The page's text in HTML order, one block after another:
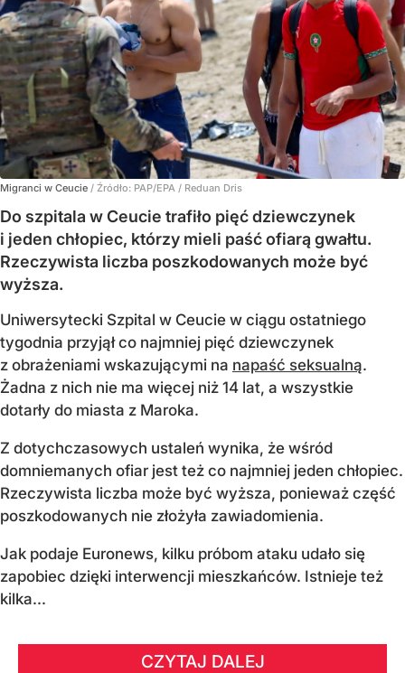
Migranci w Ceucie / Źródło: PAP/EPA / Reduan Dris
Do szpitala w Ceucie trafiło pięć dziewczynek
i jeden chłopiec, którzy mieli paść ofiarą gwałtu.
Rzeczywista liczba poszkodowanych może być
wyższa.
Uniwersytecki Szpital w Ceucie w ciągu ostatniego
tygodnia przyjął co najmniej pięć dziewczynek
z obrażeniami wskazującymi na napaść seksualną.
Żadna z nich nie ma więcej niż 14 lat, a wszystkie
dotarły do miasta z Maroka.
Z dotychczasowych ustaleń wynika, że wśród
domniemanych ofiar jest też co najmniej jeden chłopiec.
Rzeczywista liczba może być wyższa, ponieważ część
poszkodowanych nie złożyła zawiadomienia.
Jak podaje Euronews, kilku próbom ataku udało się
zapobiec dzięki interwencji mieszkańców. Istnieje też
kilka...
CZYTAJ DALEJ